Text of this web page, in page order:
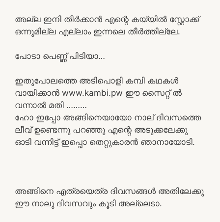
അല്ല ഇനി തീർക്കാൻ എന്റെ കയ്യിൽ സ്റ്റോക്ക്
ഒന്നുമില്ല എല്ലാം ഇന്നലെ തീർത്തില്ലേ.
പോടാ പെണ്ണ് പിടിയാ…
ഇതുപോലത്തെ അടിപൊളി കമ്പി കഥകൾ
വായിക്കാൻ www.kambi.pw ഈ സൈറ്റ് ൽ
വന്നാൽ മതി ………
ഹോ ഇപ്പോ അങ്ങിനെയായോ നാല് ദിവസത്തെ
ലീവ് ഉണ്ടെന്നു പറഞ്ഞു എന്റെ അടുക്കലേക്കു
ഓടി വന്നിട്ട് ഇപ്പൊ തെറ്റുകാരൻ ഞാനായോടി.
അങ്ങിനെ എത്രയെത്ര ദിവസങ്ങൾ അതിലേക്കു
ഈ നാലു ദിവസവും കൂടി അല്ലെടാ.